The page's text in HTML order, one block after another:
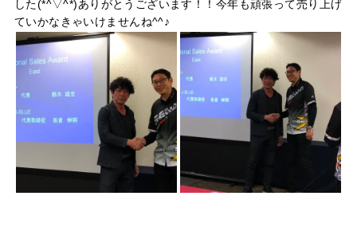
した(*^▽^*)ありがとうございます！！今年も頑張って売り上げ
ていかなきゃいけませんね^^♪